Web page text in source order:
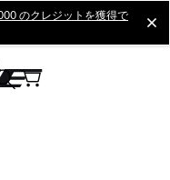
のクレジットを獲得で